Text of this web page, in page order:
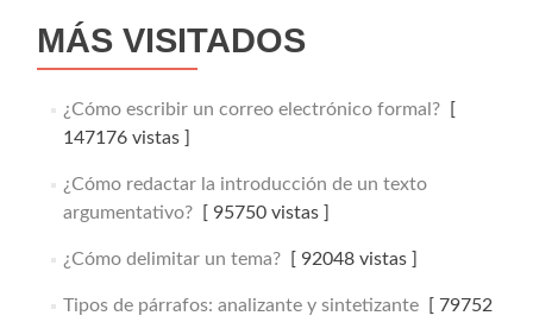
MÁS VISITADOS
¿Cómo escribir un correo electrónico formal?[
147176 vistas ]
¿Cómo redactar la introducción de un texto
argumentativo?[ 95750 vistas ]
¿Cómo delimitar un tema?[ 92048 vistas ]
Tipos de párrafos: analizante y sintetizante[ 79752